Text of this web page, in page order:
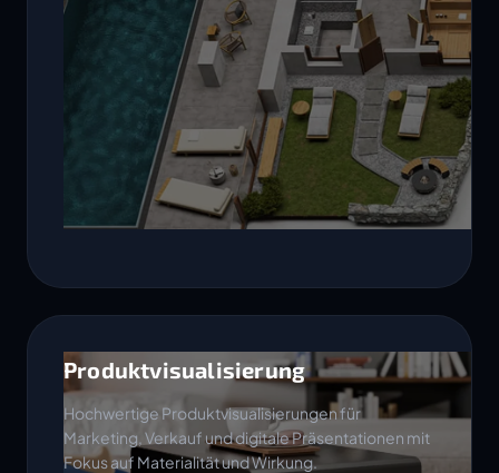
Produktvisualisierung
Hochwertige Produktvisualisierungen für
Marketing, Verkauf und digitale Präsentationen mit
Fokus auf Materialität und Wirkung.